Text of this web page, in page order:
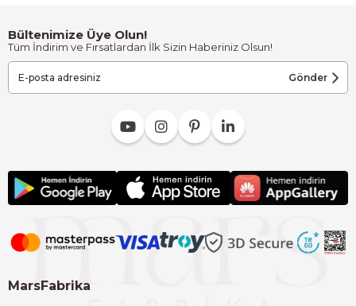
Bültenimize Üye Olun!
Tüm İndirim ve Fırsatlardan İlk Sizin Haberiniz Olsun!
Gönder
MarsFabrika